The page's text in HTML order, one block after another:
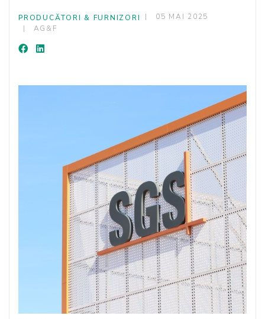
PRODUCĂTORI & FURNIZORI
05 MAI 2025
AG&F